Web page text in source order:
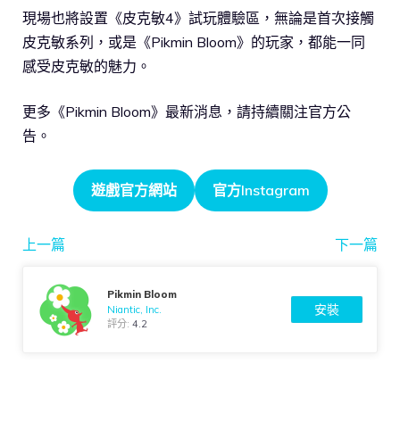
現場也將設置《皮克敏4》試玩體驗區，無論是首次接觸
皮克敏系列，或是《Pikmin Bloom》的玩家，都能一同
感受皮克敏的魅力。
更多《Pikmin Bloom》最新消息，請持續關注官方公
告。
遊戲官方網站 官方Instagram
上一篇 下一篇
Pikmin Bloom
Niantic, Inc.
評分:4.2
安裝